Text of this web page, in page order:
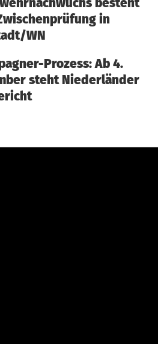
besteht
in
WN
Prozess: Ab 4.
steht Niederländer